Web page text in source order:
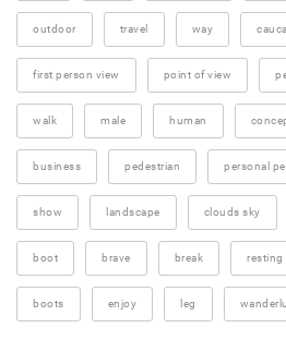
outdoor travel way
first person view point of view
walk male human
business pedestrian personal
show landscape clouds sky
boot brave break resting
boots enjoy leg